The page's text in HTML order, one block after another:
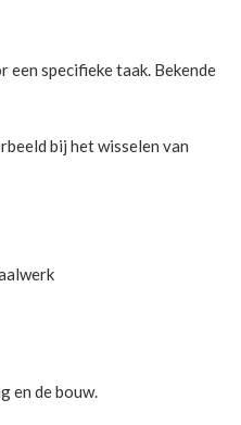
een specifieke taak. Bekende
bij het wisselen van
en de bouw.